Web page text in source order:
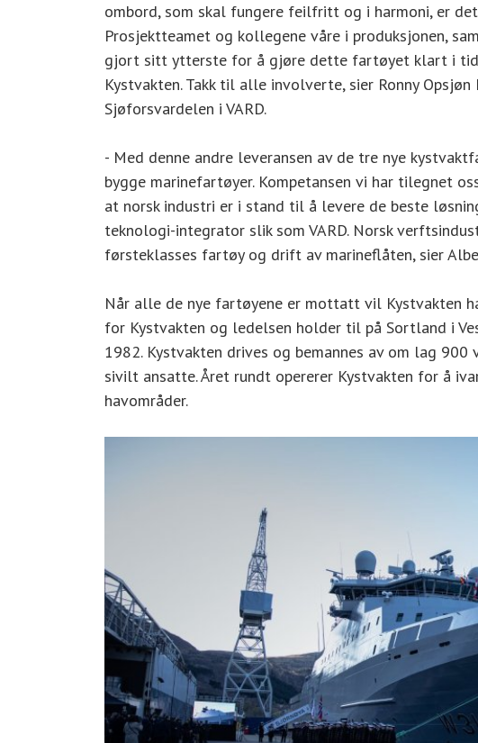
ombord, som skal fungere feilfritt og i harmoni, er
Prosjektteamet og kollegene våre i produksjonen,
gjort sitt ytterste for å gjøre dette fartøyet klart i
Kystvakten. Takk til alle involverte, sier Ronny
Sjøforsvardelen i VARD.
- Med denne andre leveransen av de tre nye
bygge marinefartøyer. Kompetansen vi har tilegnet
at norsk industri er i stand til å levere de beste
teknologi-integrator slik som VARD. Norsk
førsteklasses fartøy og drift av marineflåten, sier
Når alle de nye fartøyene er mottatt vil Kystvakten
for Kystvakten og ledelsen holder til på Sortland i
1982. Kystvakten drives og bemannes av om lag
sivilt ansatte. Året rundt opererer Kystvakten for å
havområder.